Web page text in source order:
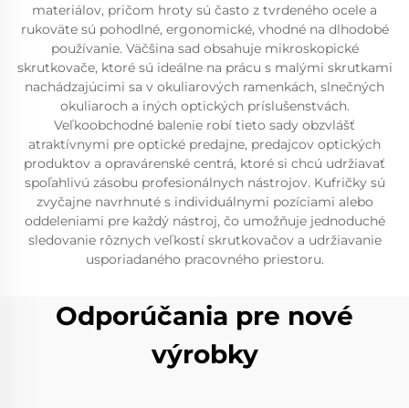
materiálov, pričom hroty sú často z tvrdeného ocele a
rukoväte sú pohodlné, ergonomické, vhodné na dlhodobé
používanie. Väčšina sad obsahuje mikroskopické
skrutkovače, ktoré sú ideálne na prácu s malými skrutkami
nachádzajúcimi sa v okuliarových ramenkách, slnečných
okuliaroch a iných optických príslušenstvách.
Veľkoobchodné balenie robí tieto sady obzvlášť
atraktívnymi pre optické predajne, predajcov optických
produktov a opravárenské centrá, ktoré si chcú udržiavať
spoľahlivú zásobu profesionálnych nástrojov. Kufričky sú
zvyčajne navrhnuté s individuálnymi pozíciami alebo
oddeleniami pre každý nástroj, čo umožňuje jednoduché
sledovanie rôznych veľkostí skrutkovačov a udržiavanie
usporiadaného pracovného priestoru.
Odporúčania pre nové
výrobky